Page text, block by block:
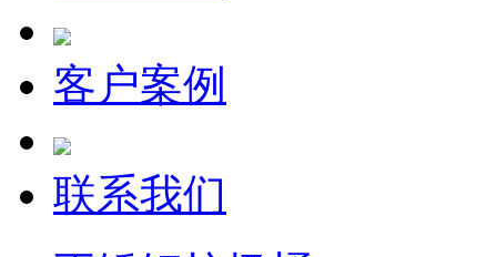
客户案例
联系我们